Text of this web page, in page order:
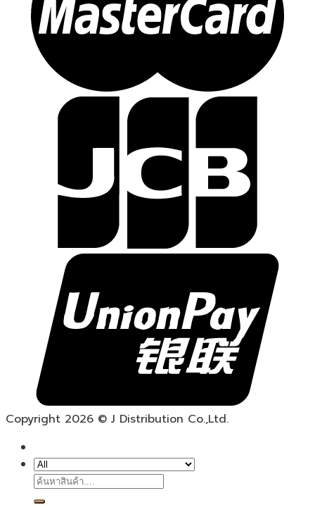
Copyright 2026 © J Distribution Co.,Ltd.
ค้นหา: